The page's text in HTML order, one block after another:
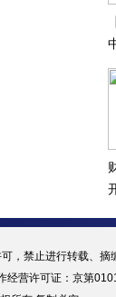
，禁止进行转载、摘
经营许可证：京第